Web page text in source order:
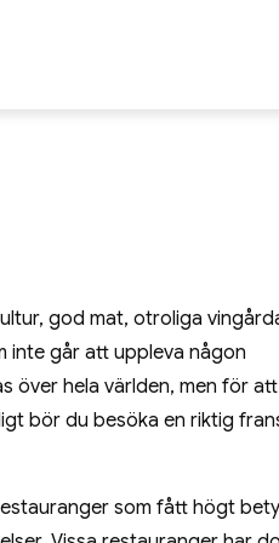
god mat, otroliga
inte går att uppleva någon
över hela världen, men för
bör du besöka en riktig
som fått högt